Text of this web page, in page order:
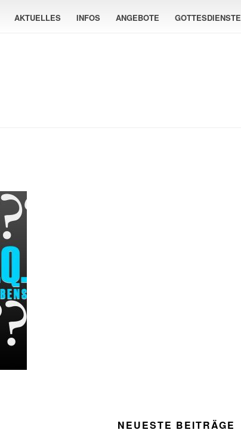
AKTUELLES INFOS ANGEBOTE GOTTESDIENSTE
NEUESTE BEITRÄGE